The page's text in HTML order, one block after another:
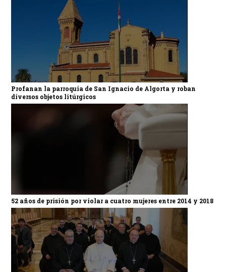
Profanan la parroquia de San Ignacio de Algorta y roban
diversos objetos litúrgicos
52 años de prisión por violar a cuatro mujeres entre 2014 y 2018